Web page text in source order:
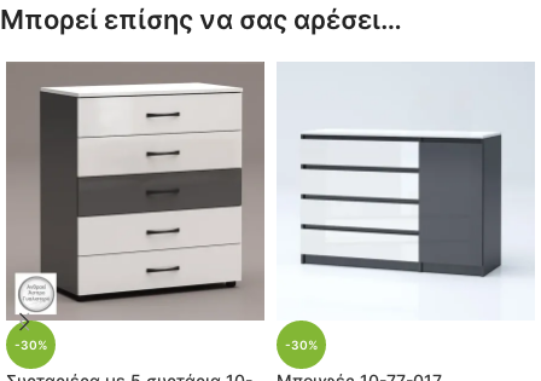
Μπορεί επίσης να σας αρέσει…
-30% -30%